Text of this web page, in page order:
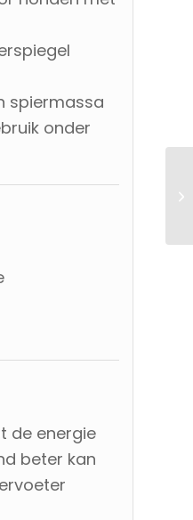
spiermassa
onder
de energie
beter kan